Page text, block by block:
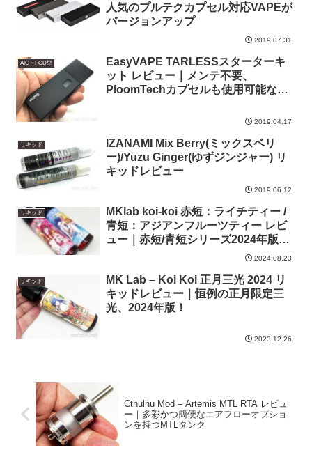
人気のプルテクカプセル対応VAPEが
バージョンアップ
2019.07.31
AIO・POD型
EasyVAPE TARLESSスターターキ
ット レビュー｜メンテ不要、
PloomTechカプセルも使用可能なお
2019.04.17
リキッド
IZANAMI Mix Berry(ミックスベリ
ー)/Yuzu Ginger(ゆずジンジャー) リ
キッドレビュー
2019.06.12
リキッド
MKlab koi-koi 赤短：ライチティー /
青短：アジアンフルーツティー レビ
ュー｜赤短/青短シリーズ2024年版、
猛暑なので今年は赤短も清涼入り！
2024.08.23
リキッド
MK Lab – Koi Koi 正月三光 2024 リ
キッドレビュー｜恒例の正月限定三
光、2024年版！
2023.12.26
Cthulhu Mod – Artemis MTL RTA レビュ
ー｜多彩かつ簡便なエアフローオプショ
ンを持つMTLタンク